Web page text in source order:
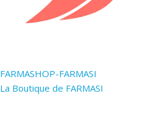
FARMASHOP-FARMASI
La Boutique de FARMASI